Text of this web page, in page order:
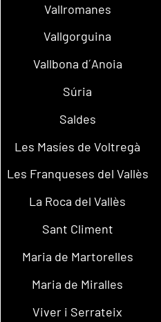
Vallromanes
Vallgorguina
Vallbona d´Anoia
Súria
Saldes
Les Masíes de Voltregà
Les Franqueses del Vallès
La Roca del Vallès
Sant Climent
Maria de Martorelles
Maria de Miralles
Viver i Serrateix